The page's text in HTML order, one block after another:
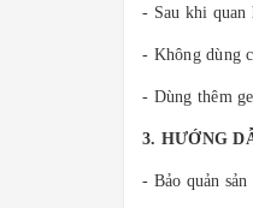
- Sau khi quan
- Không dùng
- Dùng thêm
3. HƯỚNG
- Bảo quản